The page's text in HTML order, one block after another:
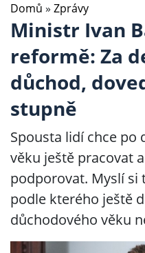
Domů » Zprávy
Ministr Ivan
reformě: Za
důchod,
stupně
Spousta lidí chce po
věku ještě pracovat
podporovat. Myslí si
podle kterého ještě
důchodového věku